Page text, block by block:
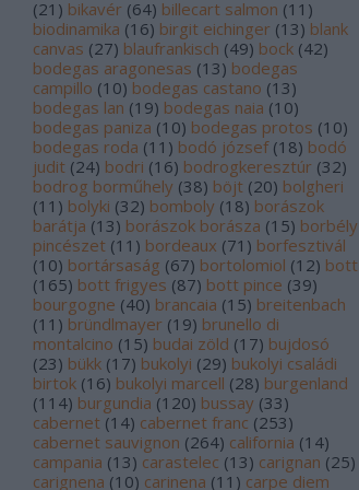
(21 ) bikavér (64) billecart salmon (11 )
biodinamika (16) birgit eichinger (13) blank
canvas (27) blaufrankisch (49) bock (42)
bodegas aragonesas (13) bodegas
campillo (10) bodegas castano (13)
bodegas lan (19) bodegas naia (10)
bodegas paniza (10) bodegas protos (10)
bodegas roda (11 ) bodó józsef (18) bodó
judit (24) bodri (16) bodrogkeresztúr (32)
bodrog borműhely (38) böjt (20) bolgheri
(11 ) bolyki (32) bomboly (18) borászok
barátja (13) borászok borásza (15) borbély
pincészet (11 ) bordeaux (71 ) borfesztivál
(10) bortársaság (67) bortolomiol (12) bott
(165) bott frigyes (87) bott pince (39)
bourgogne (40) brancaia (15) breitenbach
(11 ) bründlmayer (19) brunello di
montalcino (15) budai zöld (17) bujdosó
(23) bükk (17) bukolyi (29) bukolyi családi
birtok (16) bukolyi marcell (28) burgenland
(114) burgundia (120) bussay (33)
cabernet (14) cabernet franc (253)
cabernet sauvignon (264) california (14)
campania (13) carastelec (13) carignan (25)
carignena (10) carinena (11 ) carpe diem